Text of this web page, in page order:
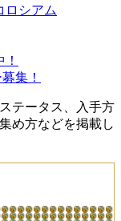
ロシアム
集！
テータス、入手方
め方などを掲載し